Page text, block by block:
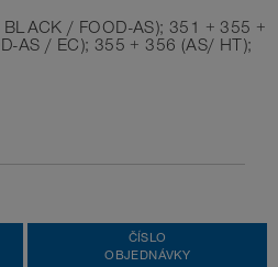
/ FOOD-AS); 351 + 355 +
AS / EC); 355 + 356 (AS/ HT);
ČÍSLO
OBJEDNÁVKY